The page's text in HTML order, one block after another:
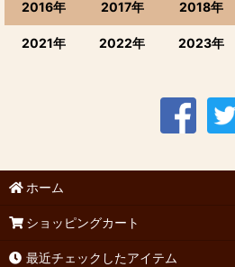
2016年 2017年 2018年
2021年 2022年 2023年
ホーム
ショッピングカート
最近チェックしたアイテム